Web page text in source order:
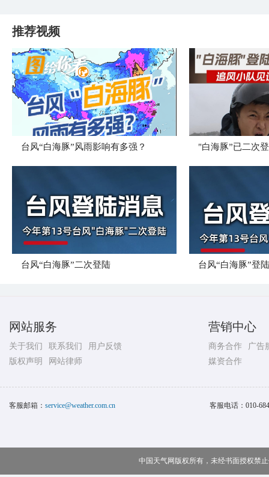
推荐视频
台风“白海豚”风雨影响有多强？ "白海豚”已二次
台风“白海豚”二次登陆 台风“白海豚”登
网站服务
关于我们 联系我们
用户反馈
版权声明
网站律师
营销中心
商务合作
广告
媒资合作
客服邮箱： service@weather.com.cn 客服电话： 010-
中国天气网版权所有，未经书面授权